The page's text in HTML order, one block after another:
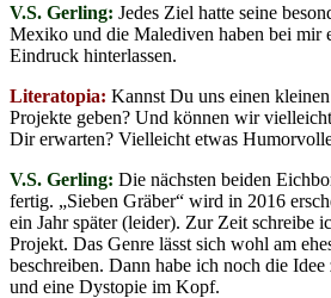
V.S. Gerling: Jedes Ziel hatte seine
Mexiko und die Malediven haben bei mir
Eindruck hinterlassen.
Literatopia: Kannst Du uns einen
Projekte geben? Und können wir
Dir erwarten? Vielleicht etwas
V.S. Gerling: Die nächsten beiden
fertig. „Sieben Gräber“ wird in 2016
ein Jahr später (leider). Zur Zeit schreibe
Projekt. Das Genre lässt sich wohl am
beschreiben. Dann habe ich noch die
und eine Dystopie im Kopf.